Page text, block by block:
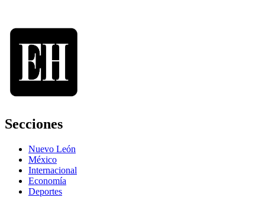
Secciones
Nuevo León
México
Internacional
Economía
Deportes